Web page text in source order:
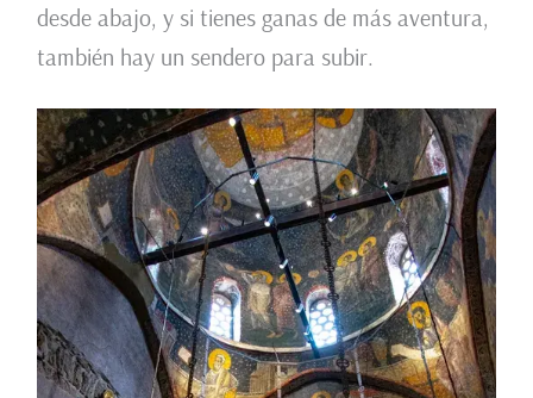
desde abajo, y si tienes ganas de más aventura,
también hay un sendero para subir.